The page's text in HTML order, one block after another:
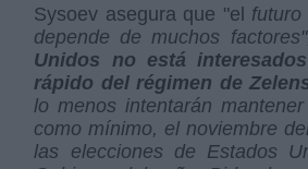
Sysoev asegura que "el futuro
depende de muchos
Unidos no está
rápido del régimen de
lo menos intentarán
como mínimo, el noviembre
las elecciones de Estados